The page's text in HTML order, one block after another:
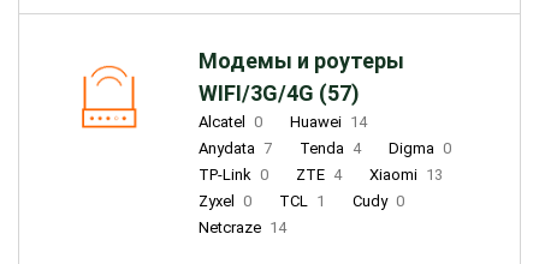
Модемы и роутеры
WIFI/3G/4G (57)
Alcatel 0 Huawei 14
Anydata 7 Tenda 4 Digma 0
TP-Link 0 ZTE 4 Xiaomi 13
Zyxel
0 TCL 1 Cudy 0
Netcraze 14